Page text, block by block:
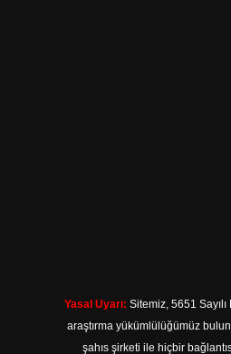
Yasal Uyarı: Sitemiz, 5651
araştırma yükümlülüğümüz
şahıs şirketi ile hiçbir